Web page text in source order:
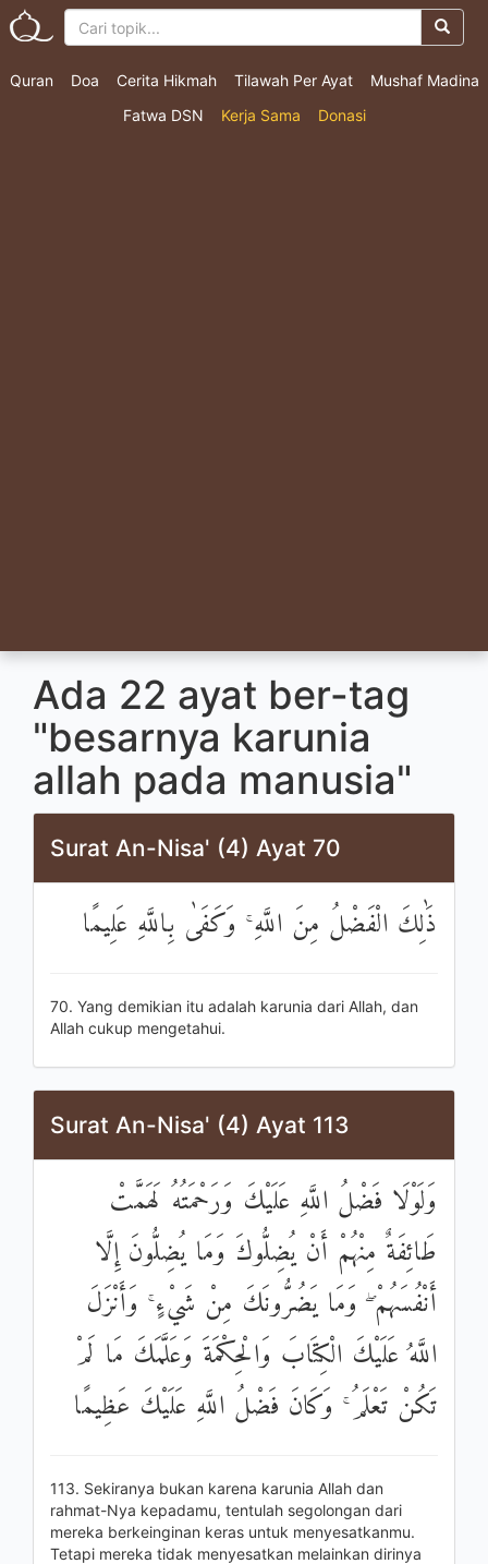
Quran Doa Cerita Hikmah Tilawah Per Ayat
Mushaf Madina
Fatwa DSN
Kerja Sama Donasi
Ada 22 ayat ber-tag
"besarnya karunia
allah pada manusia"
Surat An-Nisa' (4) Ayat 70
ذَٰلِكَ الْفَضْلُ مِنَ اللَّهِ ۚ وَكَفَىٰ بِاللَّهِ عَلِيمًا
70. Yang demikian itu adalah karunia dari Allah, dan
Allah cukup mengetahui.
Surat An-Nisa' (4) Ayat 113
وَلَوْلَا فَضْلُ اللَّهِ عَلَيْكَ وَرَحْمَتُهُ لَهَمَّتْ
طَائِفَةٌ مِنْهُمْ أَنْ يُضِلُّوكَ وَمَا يُضِلُّونَ إِلَّا
أَنْفُسَهُمْ ۖ وَمَا يَضُرُّونَكَ مِنْ شَيْءٍ ۚ وَأَنْزَلَ
اللَّهُ عَلَيْكَ الْكِتَابَ وَالْحِكْمَةَ وَعَلَّمَكَ مَا لَمْ
تَكُنْ تَعْلَمُ ۚ وَكَانَ فَضْلُ اللَّهِ عَلَيْكَ عَظِيمًا
113. Sekiranya bukan karena karunia Allah dan
rahmat-Nya kepadamu, tentulah segolongan dari
mereka berkeinginan keras untuk menyesatkanmu.
Tetapi mereka tidak menyesatkan melainkan dirinya